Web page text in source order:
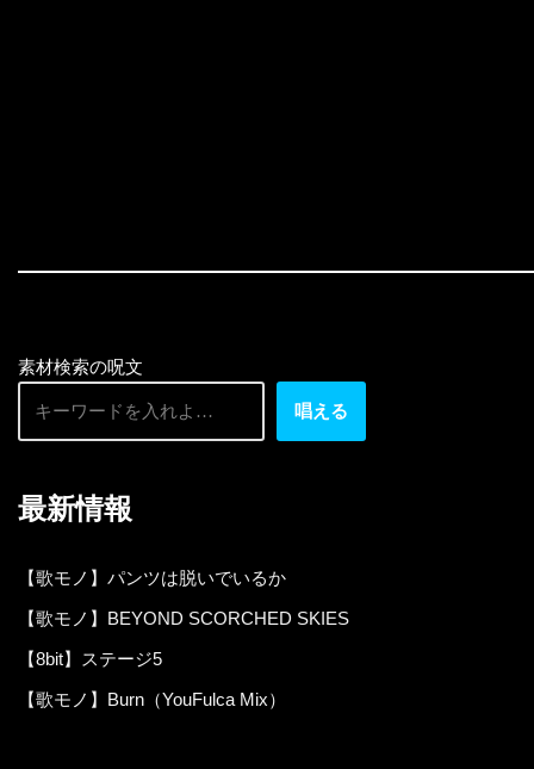
素材検索の呪文
唱える
最新情報
【歌モノ】パンツは脱いでいるか
【歌モノ】BEYOND SCORCHED SKIES
【8bit】ステージ5
【歌モノ】Burn（YouFulca Mix）